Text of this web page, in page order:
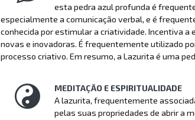
esta pedra azul profunda é
especialmente a comunicação verbal, e é
conhecida por estimular a criatividade. Incentiva
novas e inovadoras. É frequentemente utilizado
processo criativo. Em resumo, a Lazurita é uma
MEDITAÇÃO E ESPIRITUALIDADE
A lazurita, frequentemente
pelas suas propriedades de abrir a